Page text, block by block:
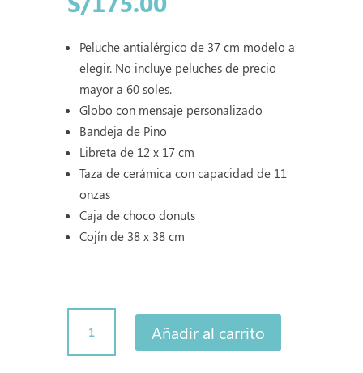
Peluche antialérgico de 37 cm modelo a
elegir. No incluye peluches de precio
mayor a 60 soles.
Globo con mensaje personalizado
Bandeja de Pino
Libreta de 12 x 17 cm
Taza de cerámica con capacidad de 11
onzas
Caja de choco donuts
Cojín de 38 x 38 cm
cantidad
Añadir al carrito